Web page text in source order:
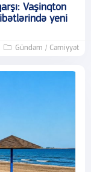
Vaşinqton
yeni
Gündəm / Cəmiyyət